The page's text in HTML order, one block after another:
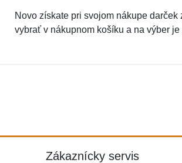
Novo získate pri svojom nákupe
vybrať v nákupnom košíku a na výber
Zákaznícky servis